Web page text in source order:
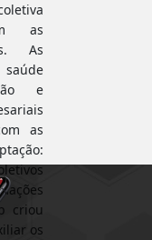
as
As
e
as
criou
os